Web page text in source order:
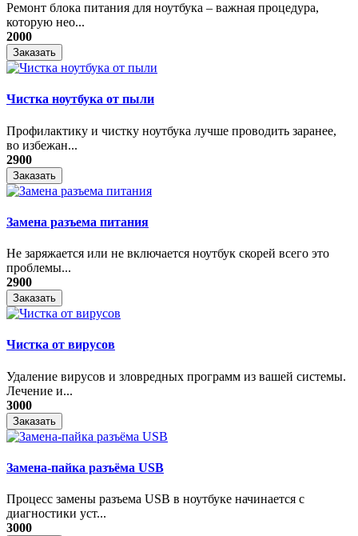
​Ремонт блока питания для ноутбука – важная процедура,
которую нео...
2000
Заказать
Чистка ноутбука от пыли
Профилактику и чистку ноутбука лучше проводить заранее,
во избежан...
2900
Заказать
Замена разъема питания
Не заряжается или не включается ноутбук скорей всего это
проблемы...
2900
Заказать
Чистка от вирусов
Удаление вирусов и зловредных программ из вашей системы.
Лечение и...
3000
Заказать
Замена-пайка разъёма USB
Процесс замены разъема USB в ноутбуке начинается с
диагностики уст...
3000